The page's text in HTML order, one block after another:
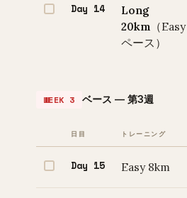
Day 14
Long
20km （Easy
ペース）
WEEK 3 ベース — 第3週
日目 トレーニング
Day 15 Easy 8km